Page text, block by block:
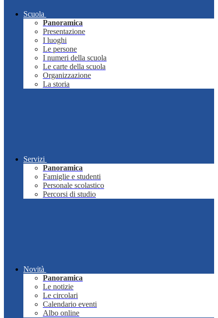
Scuola
Panoramica
Presentazione
I luoghi
Le persone
I numeri della scuola
Le carte della scuola
Organizzazione
La storia
Servizi
Panoramica
Famiglie e studenti
Personale scolastico
Percorsi di studio
Novità
Panoramica
Le notizie
Le circolari
Calendario eventi
Albo online